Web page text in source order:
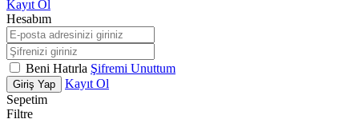
Kayıt Ol
Hesabım
Beni Hatırla Şifremi Unuttum
Giriş Yap
Kayıt Ol
Sepetim
Filtre